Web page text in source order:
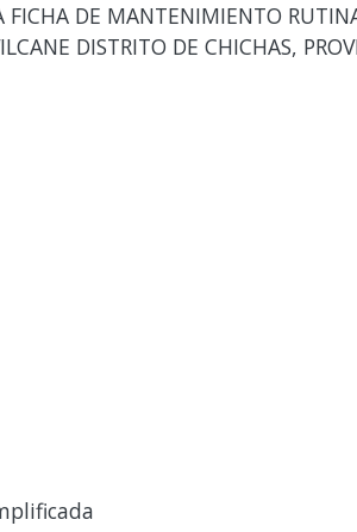
FICHA DE MANTENIMIENTO
DISTRITO DE CHICHAS,